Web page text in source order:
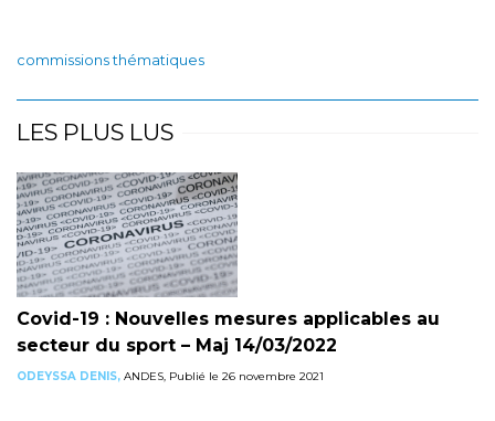
commissions thématiques
LES PLUS LUS
Covid-19 : Nouvelles mesures applicables au
secteur du sport – Maj 14/03/2022
ODEYSSA DENIS, ANDES, Publié le 26 novembre 2021